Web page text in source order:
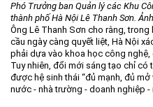
Phó Trưởng ban Quản lý các Khu
thành phố Hà Nội Lê Thanh Sơn.
Ông Lê Thanh Sơn cho rằng,
cầu ngày càng quyết liệt, Hà Nội
phải dựa vào khoa học công
Tuy nhiên, đổi mới sáng tạo chỉ có
được hệ sinh thái “đủ mạnh, đủ
nước - nhà trường - doanh nghiệp -